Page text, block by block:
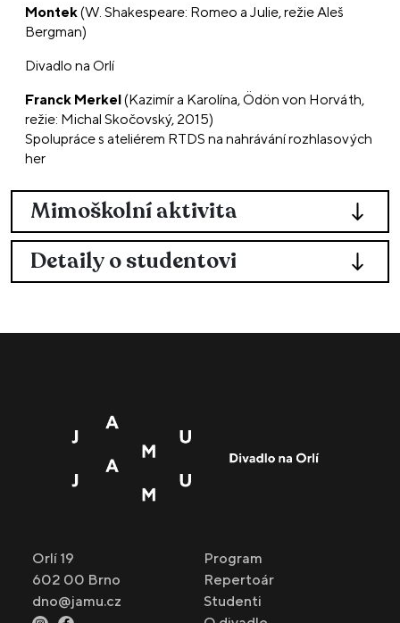
Montek(W. Shakespeare: Romeo a Julie, režie Aleš
Bergman)
Divadlo na Orlí
Franck Merkel(Kazimír a Karolína, Ödön von Horváth,
režie: Michal Skočovský, 2015)
Spolupráce s ateliérem RTDS na nahrávání rozhlasových
her
Mimoškolní aktivita
Detaily o studentovi
Orlí 19
602 00 Brno
dno@jamu.cz
Program
Repertoár
Studenti